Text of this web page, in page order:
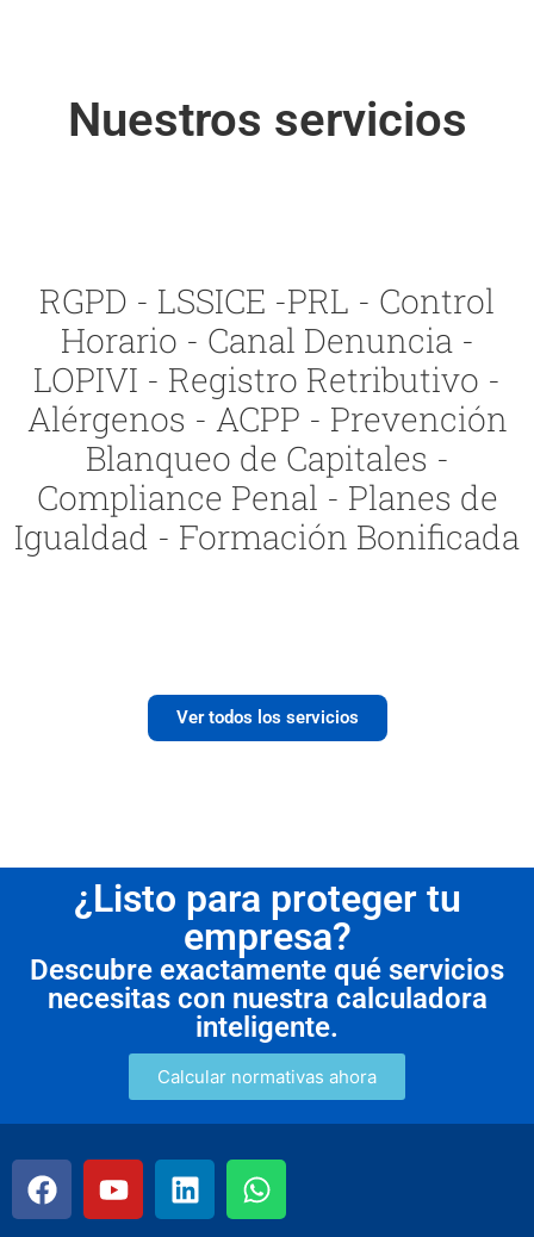
Nuestros servicios
RGPD - LSSICE -PRL - Control
Horario - Canal Denuncia -
LOPIVI - Registro Retributivo -
Alérgenos - ACPP - Prevención
Blanqueo de Capitales -
Compliance Penal - Planes de
Igualdad - Formación Bonificada
Ver todos los servicios
¿Listo para proteger tu
empresa?
Descubre exactamente qué servicios
necesitas con nuestra calculadora
inteligente.
Calcular normativas ahora